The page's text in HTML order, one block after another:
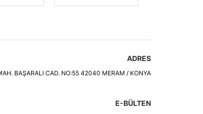
ADRES
BAŞARALI CAD. NO:55 42040 MERAM / KONYA
E-BÜLTEN